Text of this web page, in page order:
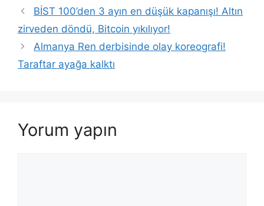
BİST 100’den 3 ayın en düşük kapanışı! Altın
zirveden döndü, Bitcoin yıkılıyor!
Almanya Ren derbisinde olay koreografi!
Taraftar ayağa kalktı
Yorum yapın